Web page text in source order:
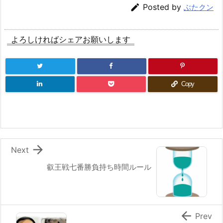
 Posted by ぶたクン
よろしければシェアお願いします
Copy
叡王戦七番勝負持ち時間ルール

Next
 Prev